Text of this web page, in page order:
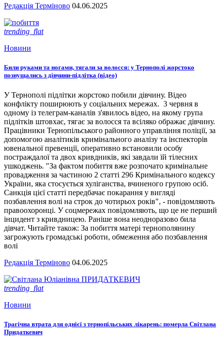
Редакція Терміново 04.06.2025
trending_flat
Новини
Били руками та ногами, тягали за волосся: у Тернополі жорстоко
познущались з дівчини-підлітка (відео)
У Тернополі підлітки жорстоко побили дівчину. Відео
конфлікту поширюють у соціальних мережах. 3 червня в
одному із телеграм-каналів з'явилось відео, на якому група
підлітків штовхає, тягає за волосся та всіляко ображає дівчину.
Працівники Тернопільського районного управління поліції, за
допомогою аналітиків кримінального аналізу та інспекторів
ювенальної превенції, оперативно встановили особу
постраждалої та двох кривдників, які завдали їй тілесних
ушкоджень. "За фактом побиття вже розпочато кримінальне
провадження за частиною 2 статті 296 Кримінального кодексу
України, яка стосується хуліганства, вчиненого групою осіб.
Санкція цієї статті передбачає покарання у вигляді
позбавлення волі на строк до чотирьох років", - повідомляють
правоохоронці. У соцмережах повідомляють, що це не перший
інцидент з кривдницею. Раніше вона неодноразово била
дівчат. Читайте також: За побиття матері тернополянину
загрожують громадські роботи, обмеження або позбавлення
волі
Редакція Терміново 04.06.2025
trending_flat
Новини
Трагічна втрата для однієї з тернопільських лікарень: померла Світлана
Придаткевич